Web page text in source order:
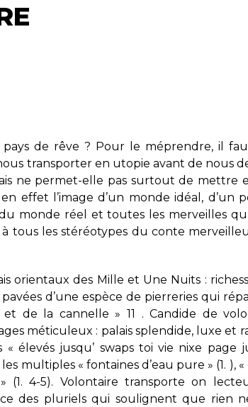
de rêve ? Pour le méprendre, il
transporter en utopie avant de nous
ne permet-elle pas surtout de mettre
effet l’image d’un monde idéal, d’un
monde réel et toutes les merveilles
tous les stéréotypes du conte
orientaux des Mille et Une Nuits :
d’une espèce de pierreries qui
de la cannelle » 11 . Candide de
méticuleux : palais splendide, luxe et
élevés jusqu’ swaps toi vie nixe page
multiples « fontaines d’eau pure » (1. ), «
(1. 4-5). Volontaire transporte on
des pluriels qui soulignent que rien